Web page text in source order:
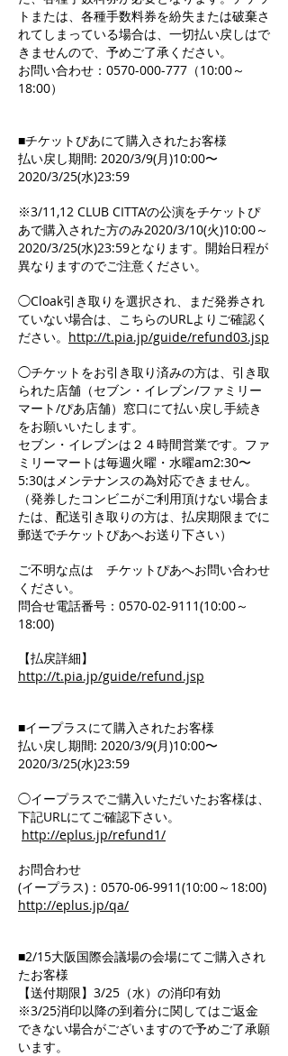
トまたは、各種手数料券を紛失または破棄さ
れてしまっている場合は、一切払い戻しはで
きませんので、予めご了承ください。
お問い合わせ：0570-000-777（10:00～
18:00）
■チケットぴあにて購入されたお客様
払い戻し期間: 2020/3/9(月)10:00〜
2020/3/25(水)23:59
※3/11,12 CLUB CITTA’の公演をチケットぴ
あで購入された方のみ2020/3/10(火)10:00～
2020/3/25(水)23:59となります。開始日程が
異なりますのでご注意ください。
◯Cloak引き取りを選択され、まだ発券され
ていない場合は、こちらのURLよりご確認く
ださい。 http://t.pia.jp/guide/refund03.jsp
◯チケットをお引き取り済みの方は、引き取
られた店舗（セブン・イレブン/ファミリー
マート/ぴあ店舗）窓口にて払い戻し手続き
をお願いいたします。
セブン・イレブンは２４時間営業です。ファ
ミリーマートは毎週火曜・水曜am2:30〜
5:30はメンテナンスの為対応できません。
（発券したコンビニがご利用頂けない場合ま
たは、配送引き取りの方は、払戻期限までに
郵送でチケットぴあへお送り下さい）
ご不明な点は チケットぴあへお問い合わせ
ください。
問合せ電話番号：0570-02-9111(10:00～
18:00)
【払戻詳細】
http://t.pia.jp/guide/refund.jsp
■イープラスにて購入されたお客様
払い戻し期間: 2020/3/9(月)10:00〜
2020/3/25(水)23:59
◯イープラスでご購入いただいたお客様は、
下記URLにてご確認下さい。
http://eplus.jp/refund1/
お問合わせ
(イープラス)：0570-06-9911(10:00～18:00)
http://eplus.jp/qa/
■2/15大阪国際会議場の会場にてご購入され
たお客様
【送付期限】3/25（水）の消印有効
※3/25消印以降の到着分に関してはご返金
できない場合がございますので予めご了承願
います。